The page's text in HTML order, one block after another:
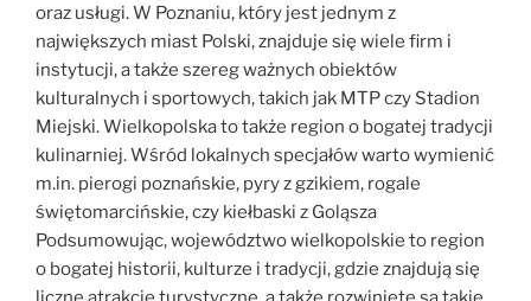
oraz usługi. W Poznaniu, który jest jednym z
największych miast Polski, znajduje się wiele firm i
instytucji, a także szereg ważnych obiektów
kulturalnych i sportowych, takich jak MTP czy Stadion
Miejski. Wielkopolska to także region o bogatej tradycji
kulinarniej. Wśród lokalnych specjałów warto wymienić
m.in. pierogi poznańskie, pyry z gzikiem, rogale
świętomarcińskie, czy kiełbaski z Goląsza
Podsumowując, województwo wielkopolskie to region
o bogatej historii, kulturze i tradycji, gdzie znajdują się